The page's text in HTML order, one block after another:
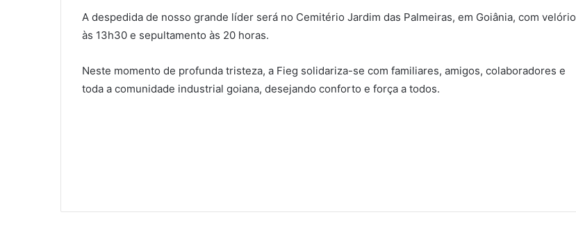
A despedida de nosso grande líder será no Cemitério Jardim das Palmeiras, em Goiânia, com velório
às 13h30 e sepultamento às 20 horas.
Neste momento de profunda tristeza, a Fieg solidariza-se com familiares, amigos, colaboradores e
toda a comunidade industrial goiana, desejando conforto e força a todos.